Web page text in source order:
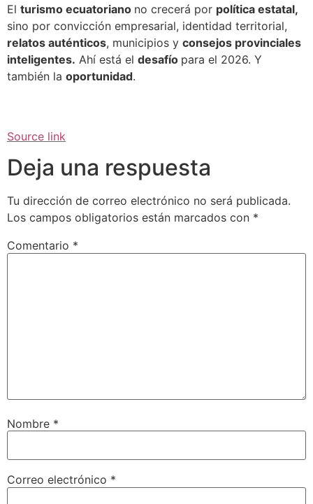
El turismo ecuatoriano no crecerá por política estatal,
sino por convicción empresarial, identidad territorial,
relatos auténticos, municipios y consejos provinciales
inteligentes. Ahí está el desafío para el 2026. Y
también la oportunidad.
Source link
Deja una respuesta
Tu dirección de correo electrónico no será publicada.
Los campos obligatorios están marcados con *
Comentario *
Nombre *
Correo electrónico *